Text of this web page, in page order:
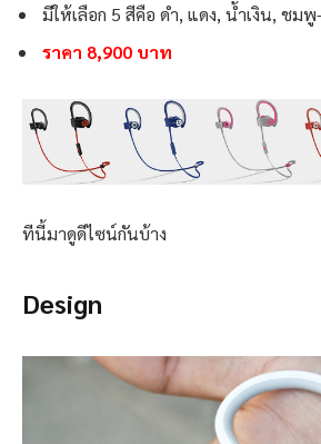
มีให้เลือก 5 สีคือ ดำ, แดง, น้ำเงิน, ชม
ราคา 8,900 บาท
ทีนี้มาดูดีไซน์กันบ้าง
Design